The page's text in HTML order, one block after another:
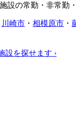
設の常勤・非常
川崎市 ・ 相模原市 ・
設を探せます ›